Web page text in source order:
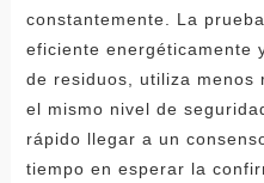
constantemente. La
eficiente energéticamente
de residuos, utiliza menos
el mismo nivel de
rápido llegar a un
tiempo en esperar la